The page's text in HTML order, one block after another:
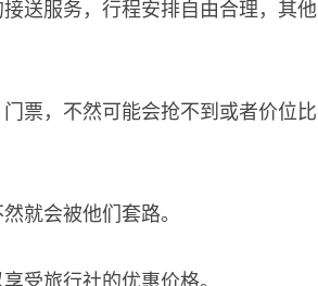
送服务，行程安排自由合理，其他
票，不然可能会抢不到或者价位比
就会被他们套路。
受旅行社的优惠价格。